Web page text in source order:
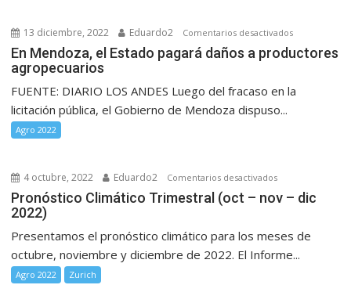
de
pequeños
productores”
13 diciembre, 2022 Eduardo2 Comentarios desactivadosen
En
En Mendoza, el Estado pagará daños a productores
agropecuarios
FUENTE: DIARIO LOS ANDES Luego del fracaso en la
licitación pública, el Gobierno de Mendoza dispuso...
Agro 2022
4 octubre, 2022 Eduardo2 Comentarios desactivadosen
Pronóstico
–
Pronóstico Climático Trimestral (oct – nov – dic
2022)
Presentamos el pronóstico climático para los meses de
octubre, noviembre y diciembre de 2022. El Informe...
Agro 2022 Zurich